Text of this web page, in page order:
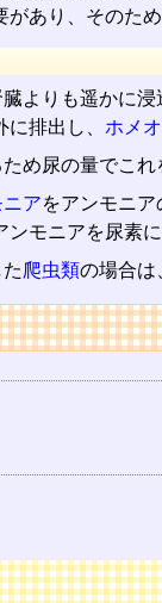
あり、そのた
よりも遥かに浸
に排出し、 ホメ
め尿の量でこ
アをアンモニ
ンモニアを尿素
爬虫類の場合は